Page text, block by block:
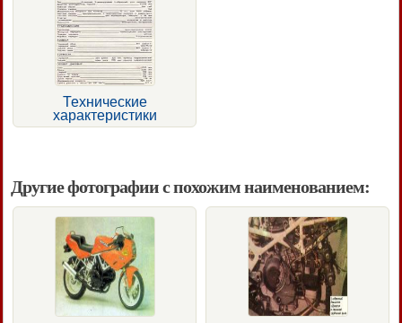
Технические
характеристики
Другие фотографии с похожим наименованием: